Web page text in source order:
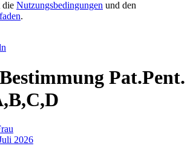
die Nutzungsbedingungen und den
.
Pat.Pent.
2026